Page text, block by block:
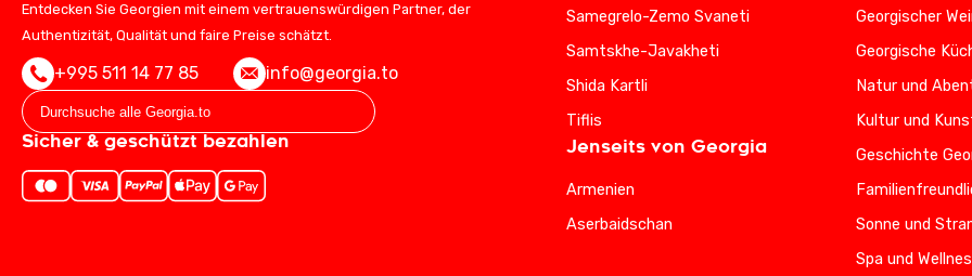
Entdecken Sie Georgien mit einem vertrauenswürdigen Partner, der
Authentizität, Qualität und faire Preise schätzt.
+995 511 14 77 85 info@georgia.to
Sicher & geschützt bezahlen
Samegrelo-Zemo Svaneti
Samtskhe-Javakheti
Shida Kartli
Tiflis
Jenseits von Georgia
Armenien
Aserbaidschan
Georgischer
Georgische
Natur und
Kultur und
Geschichte
Sonne und
Spa und